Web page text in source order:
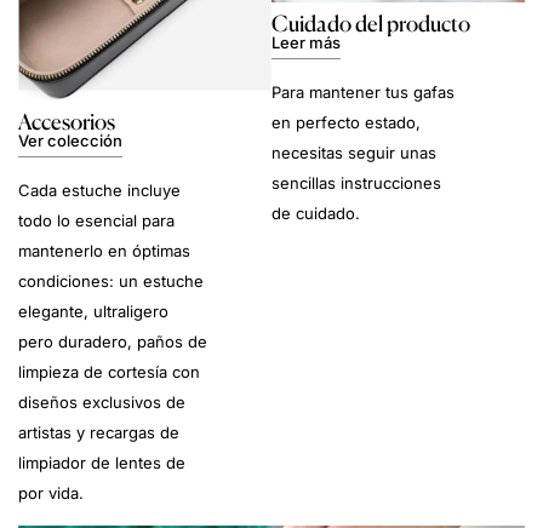
Accesorios
Ver colección
Cada estuche incluye
todo lo esencial para
mantenerlo en óptimas
condiciones: un estuche
elegante, ultraligero
pero duradero, paños de
limpieza de cortesía con
diseños exclusivos de
artistas y recargas de
limpiador de lentes de
por vida.
Cuidado del producto
Leer más
Para mantener tus gafas
en perfecto estado,
necesitas seguir unas
sencillas instrucciones
de cuidado.